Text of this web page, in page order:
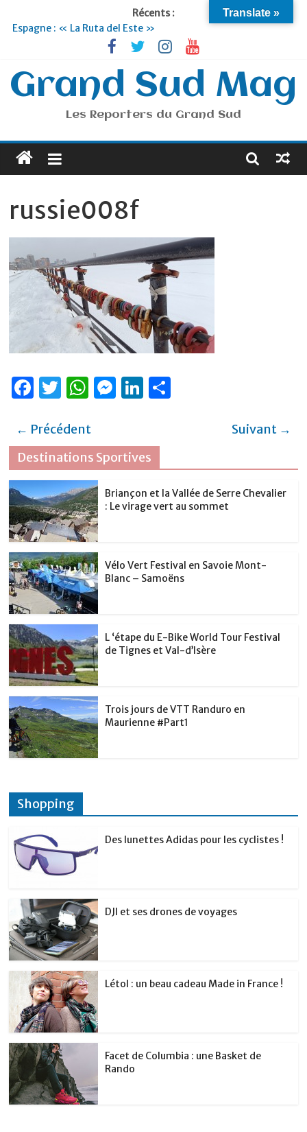
Récents :
Espagne : « La Ruta del Este »
Lyon : « Cirque Imagine »… Retour le 19 Septembre !
Briançon et la Vallée de Serre Chevalier : Le virage vert au
sommet
Je suis en Voyage
Portugal : « Tout l’Alentejo à pied »
Grand Sud Mag
Les Reporters du Grand Sud
russie008f
F
c
e
b
o
o
k
T
it
te
r
W
at
s
A
p
p
M
e
n
g
Li
e
dI
n
er
← Précédent
Suivant →
Destinations Sportives
Briançon et la Vallée de Serre Chevalier
: Le virage vert au sommet
Vélo Vert Festival en Savoie Mont-
Blanc – Samoëns
L ‘étape du E-Bike World Tour Festival
de Tignes et Val-d’Isère
Trois jours de VTT Randuro en
Maurienne #Part1
Shopping
Des lunettes Adidas pour les cyclistes !
DJI et ses drones de voyages
Létol : un beau cadeau Made in France !
Facet de Columbia : une Basket de
Rando
Translate »